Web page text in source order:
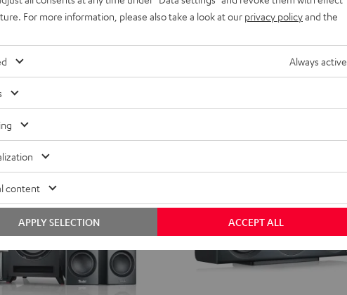
Set"
Subwoofer
399, €
For more information, please also take a look at our privacy policyand the
Always active
content
ACCEPT ALL
APPLY SELECTION